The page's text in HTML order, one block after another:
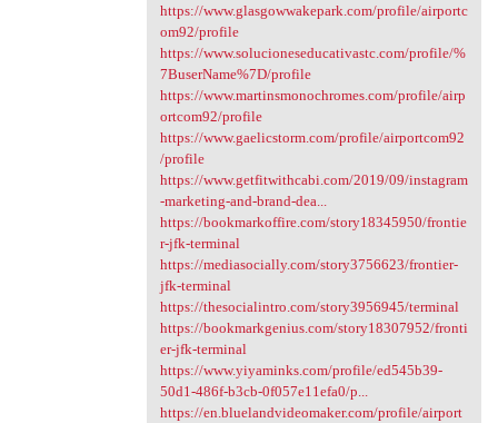
https://www.glasgowwakepark.com/profile/airportc
om92/profile
https://www.solucioneseducativastc.com/profile/%
7BuserName%7D/profile
https://www.martinsmonochromes.com/profile/airp
ortcom92/profile
https://www.gaelicstorm.com/profile/airportcom92
/profile
https://www.getfitwithcabi.com/2019/09/instagram
-marketing-and-brand-dea...
https://bookmarkoffire.com/story18345950/frontie
r-jfk-terminal
https://mediasocially.com/story3756623/frontier-
jfk-terminal
https://thesocialintro.com/story3956945/terminal
https://bookmarkgenius.com/story18307952/fronti
er-jfk-terminal
https://www.yiyaminks.com/profile/ed545b39-
50d1-486f-b3cb-0f057e11efa0/p...
https://en.bluelandvideomaker.com/profile/airport